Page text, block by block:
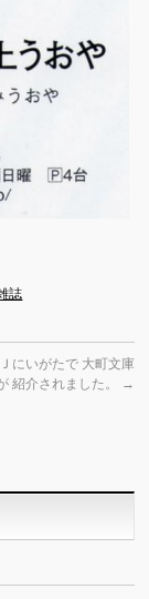
誌
にいがたで 大町文庫
紹介されました。
→